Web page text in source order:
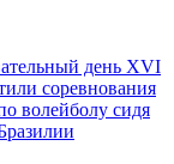
день XVI
соревнования
волейболу сидя